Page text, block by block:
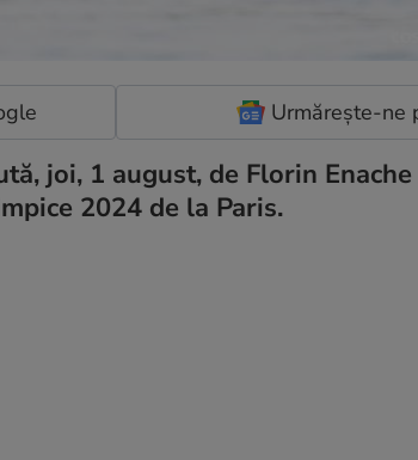
Urmărește-ne
joi, 1 august, de Florin
2024 de la Paris.